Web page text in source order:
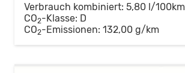
Verbrauch kombiniert: 5,80 l/100km
CO2-Klasse: D
CO2-Emissionen: 132,00 g/km